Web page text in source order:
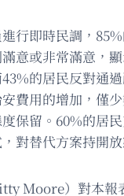
行即時民調，
意或非常滿意，
的居民反對通
費用的增加，僅
保留。60%的居
對替代方案持開放
Moore）對本報